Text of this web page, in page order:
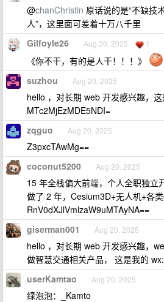
@chanChristin 原话说的是“不缺技
人”，这里面可差着十万八千里
Gilfoyle26 Aug 20, 2025 1
《你不干，有的是人干！！！》
suzhou Aug 20, 2025
hello ，对长期 web 开发感兴趣，
MTc2MjEzMDE5NDI=
zqguo Aug 20, 2025
Z3pxcTAwMg==
coconut5200 Aug 20, 2025
15 年全栈偏大前端，个人全职独立
做了 2 年，Cesium3D+无人机+各
RnV0dXJlVmlzaW9uMTAyNA==
giserman001 Aug 20, 2025
hello ，对长期 web 开发感兴趣，
做智慧交通相关产品， 这是我的
userKamtao Aug 20, 2025
绿泡泡：_Kamto